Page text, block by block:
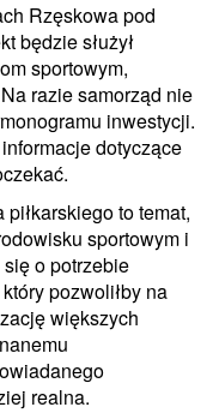
Rzęskowa pod
będzie służył
sportowym,
razie samorząd nie
inwestycji.
dotyczące
to temat,
sportowym i
o potrzebie
pozwoliłby na
większych
realna.